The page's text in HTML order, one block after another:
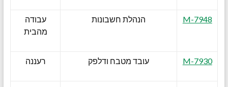
M-7948 הנהלת חשבונות
עבודה
מהבית
M-7930 עובד מטבח ודלפק רעננה